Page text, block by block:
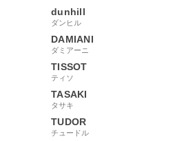
dunhill
ダンヒル
DAMIANI
ダミアーニ
TISSOT
ティソ
TASAKI
タサキ
TUDOR
チュードル